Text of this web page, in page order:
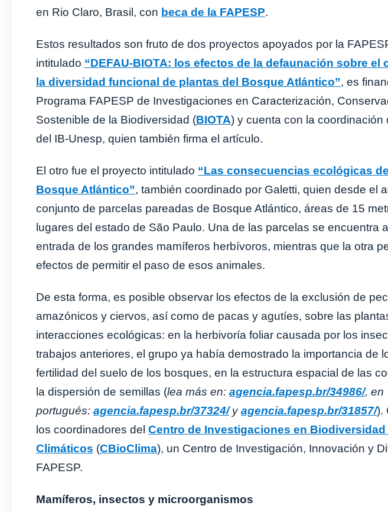
en Rio Claro, Brasil, con beca de la FAPESP.
Estos resultados son fruto de dos proyectos apoyados por la
intitulado “DEFAU-BIOTA: los efectos de la defaunación sobre
la diversidad funcional de plantas del Bosque Atlántico”, es
Programa FAPESP de Investigaciones en Caracterización,
Sostenible de la Biodiversidad (BIOTA) y cuenta con la coordinación
del IB-Unesp, quien también firma el artículo.
El otro fue el proyecto intitulado “Las consecuencias ecológicas
Bosque Atlántico”, también coordinado por Galetti, quien desde el
conjunto de parcelas pareadas de Bosque Atlántico, áreas de 15
lugares del estado de São Paulo. Una de las parcelas se encuentra
entrada de los grandes mamíferos herbívoros, mientras que la otra
efectos de permitir el paso de esos animales.
De esta forma, es posible observar los efectos de la exclusión de
amazónicos y ciervos, así como de pacas y agutíes, sobre las
interacciones ecológicas: en la herbivoría foliar causada por los
trabajos anteriores, el grupo ya había demostrado la importancia de
fertilidad del suelo de los bosques, en la estructura espacial de las
la dispersión de semillas (lea más en: agencia.fapesp.br/34986/, en
portugués: agencia.fapesp.br/37324/yagencia.fapesp.br/31857/).
los coordinadores del Centro de Investigaciones en Biodiversidad
Climáticos (CBioClima), un Centro de Investigación, Innovación y
FAPESP.
Mamíferos, insectos y microorganismos